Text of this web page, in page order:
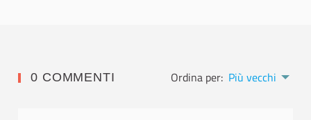
0 COMMENTI Ordina per: Più vecchi